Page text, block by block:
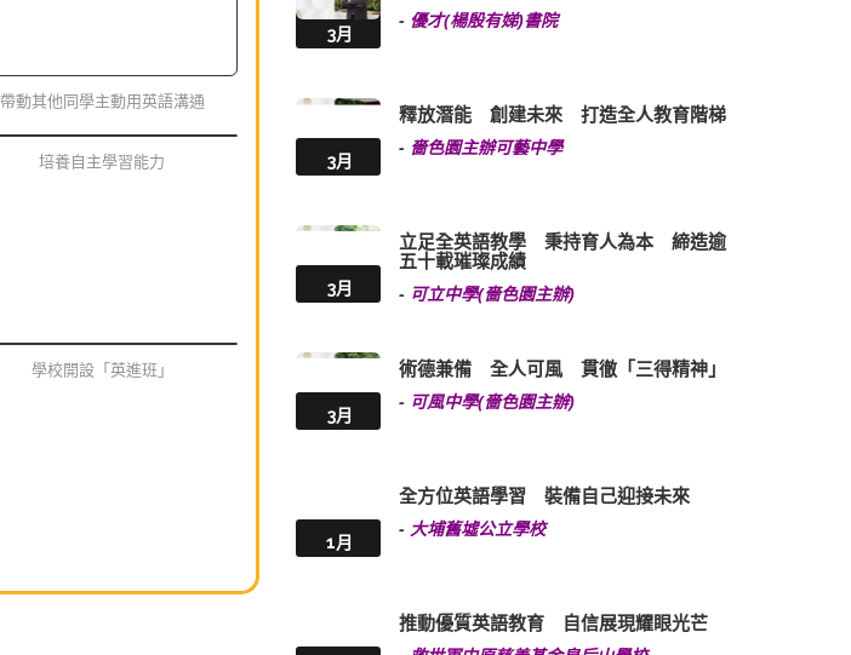
帶動其他同學主動用英語溝通
培養自主學習能力
學校開設「英進班」
3月
- 優才(楊殷有娣)書院
3月
釋放潛能 創建未來 打造全人教育階梯
- 嗇色園主辦可藝中學
3月
立足全英語教學 秉持育人為本 締造逾
五十載璀璨成績
- 可立中學(嗇色園主辦)
3月
術德兼備 全人可風 貫徹「三得精神」
- 可風中學(嗇色園主辦)
1月
全方位英語學習 裝備自己迎接未來
-大埔舊墟公立學校
推動優質英語教育 自信展現耀眼光芒